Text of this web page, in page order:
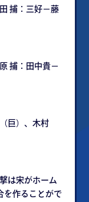
捕：三好－藤
捕：田中貴－
巨）、木村
は宋がホーム
を作ることがで